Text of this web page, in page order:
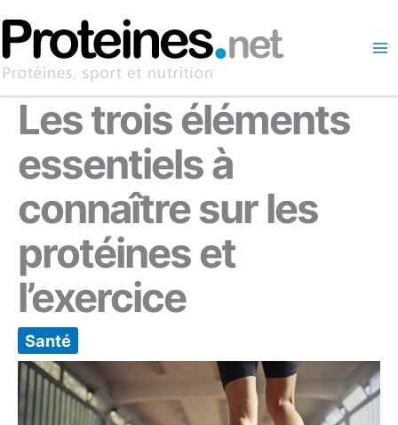
contenu
Les trois éléments
essentiels à
connaître sur les
protéines et
l’exercice
Santé